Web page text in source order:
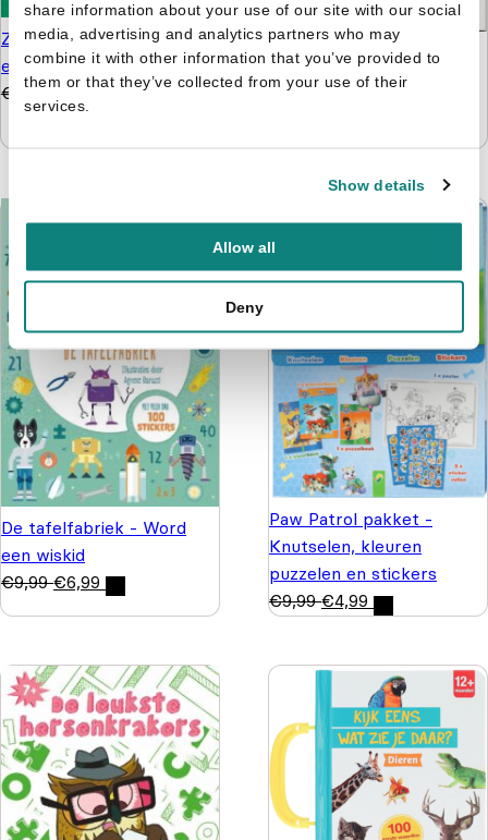
share information about your use of our site with our social
media, advertising and analytics partners who may
combine it with other information that you’ve provided to
them or that they’ve collected from your use of their
services.
Show details
Allow all
Deny
Zonnige reeks - Plakken
en kleuren 3+
€
4,99 € 3,99
Nijntje - Doeboek 4 -
Kijken, kleuren, knutselen
De tafelfabriek - Word
een wiskid
€9,99 €6,99
Paw Patrol pakket -
Knutselen, kleuren
puzzelen en stickers
€9,99 €4,99